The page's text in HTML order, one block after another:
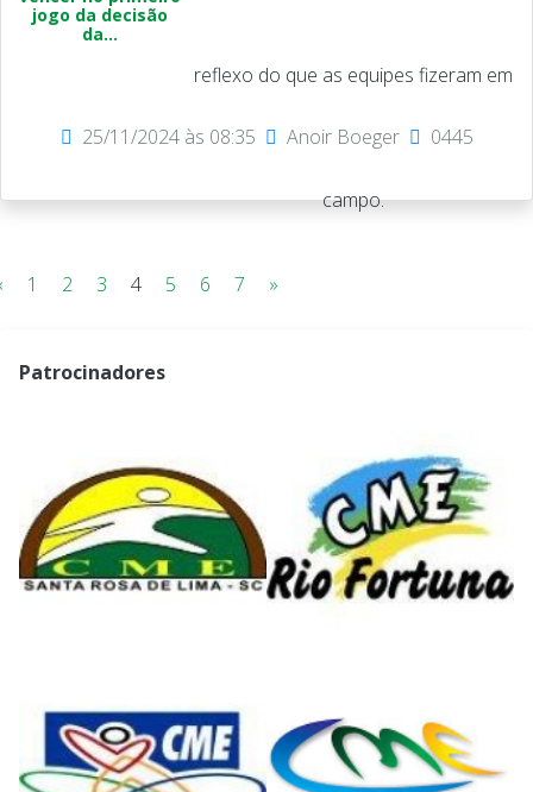
jogo da decisão
da...
reflexo do que as equipes fizeram em
campo.
25/11/2024 às 08:35 Anoir Boeger 0445
1 2 3 4 5 6 7 »
Patrocinadores